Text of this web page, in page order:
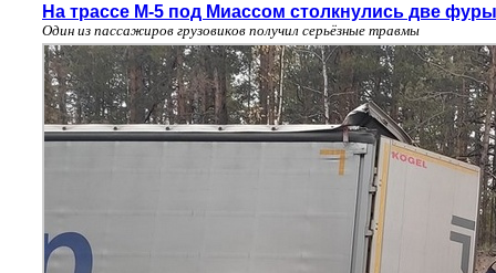
На трассе М-5 под Миассом столкнулись две фуры
Один из пассажиров грузовиков получил серьёзные травмы